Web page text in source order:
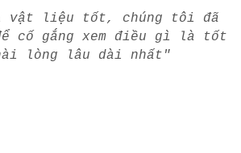
vật liệu tốt, chúng tôi đã
cố gắng xem điều gì là tốt
lòng lâu dài nhất"